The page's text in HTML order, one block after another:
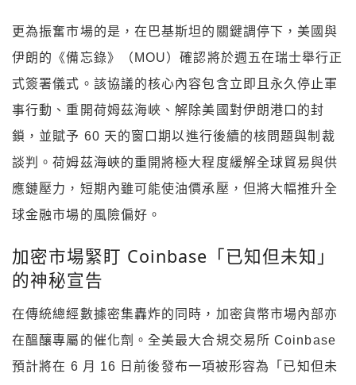
更為振奮市場的是，在巴基斯坦的關鍵調停下，美國與
伊朗的《備忘錄》（MOU）確認將於週五在瑞士舉行正
式簽署儀式。該協議的核心內容包含立即且永久停止軍
事行動、重開荷姆茲海峽、解除美國對伊朗港口的封
鎖，並賦予 60 天的窗口期以進行後續的核問題與制裁
談判。荷姆茲海峽的重開將極大程度緩解全球貿易與供
應鏈壓力，短期內雖可能使油價承壓，但將大幅推升全
球金融市場的風險偏好。
加密市場緊盯 Coinbase「已知但未知」
的神秘宣告
在傳統總經數據密集轟炸的同時，加密貨幣市場內部亦
在醞釀專屬的催化劑。全美最大合規交易所 Coinbase
預計將在 6 月 16 日前後發布一項被形容為「已知但未